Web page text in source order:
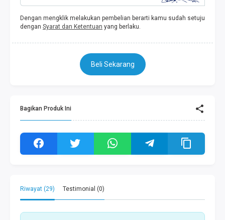
Dengan mengklik melakukan pembelian berarti kamu sudah setuju
dengan Syarat dan Ketentuan yang berlaku.
Beli Sekarang
Bagikan Produk Ini
Riwayat (29) Testimonial (0)